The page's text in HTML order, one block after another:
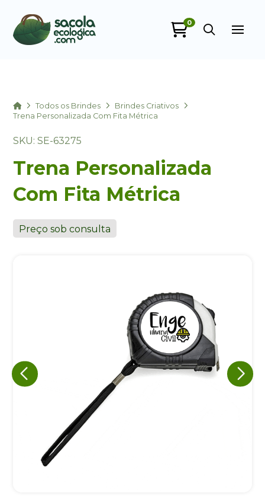
0
HomeTodos os Brindes
Brindes Criativos
Trena Personalizada Com Fita Métrica
SKU: SE-63275
Trena Personalizada
Com Fita Métrica
Preço sob consulta
Eu concordo em receber comunicações.
A nossa empresa está comprometida a proteger e respeitar
sua privacidade, utilizaremos seus dados apenas para fins
de marketing. Você pode alterar suas preferências a
Iniciar conversa